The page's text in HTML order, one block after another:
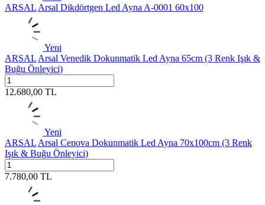
ARSAL Arsal Dikdörtgen Led Ayna A-0001 60x100
Yeni
ARSAL Arsal Venedik Dokunmatik Led Ayna 65cm (3 Renk Işık &
Buğu Önleyici)
12.680,00 TL
Yeni
ARSAL Arsal Cenova Dokunmatik Led Ayna 70x100cm (3 Renk
Işık & Buğu Önleyici)
7.780,00 TL